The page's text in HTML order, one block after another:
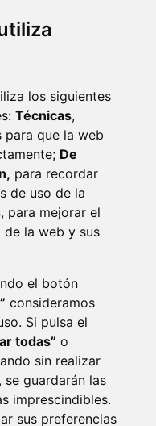
los siguientes
Técnicas,
para que la web
De
para recordar
de uso de la
, para mejorar el
la web y sus
el botón
consideramos
Si pulsa el
todas” o
sin realizar
se guardarán las
imprescindibles.
sus preferencias
- ARAGÓN (ESPAÑA)
·
DATOS
ENLACE EXTERNO AL